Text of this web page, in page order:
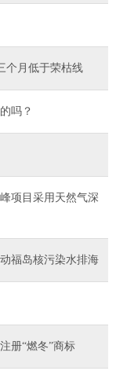
个月低于荣枯线
吗？
项目采用天然气深
福岛核污染水排海
册“燃冬”商标